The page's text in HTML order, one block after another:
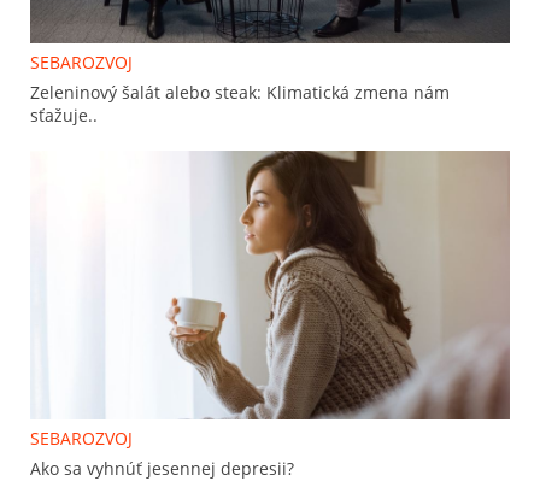
SEBAROZVOJ
Zeleninový šalát alebo steak: Klimatická zmena nám
sťažuje..
SEBAROZVOJ
Ako sa vyhnúť jesennej depresii?